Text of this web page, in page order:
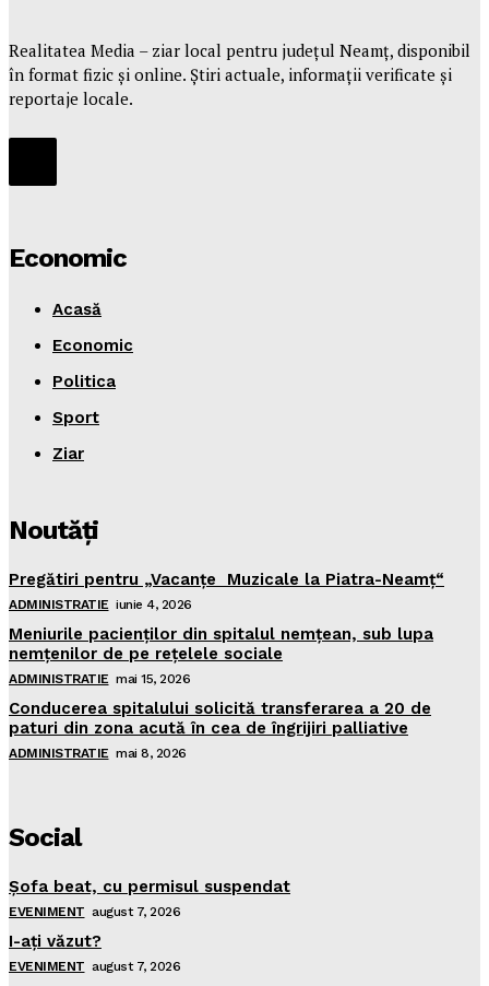
Realitatea Media – ziar local pentru județul Neamț, disponibil
în format fizic și online. Știri actuale, informații verificate și
reportaje locale.
Economic
Acasă
Economic
Politica
Sport
Ziar
Noutăţi
Pregătiri pentru „Vacanţe Muzicale la Piatra-Neamţ“
ADMINISTRATIE iunie 4, 2026
Meniurile pacienţilor din spitalul nemţean, sub lupa
nemţenilor de pe reţelele sociale
ADMINISTRATIE mai 15, 2026
Conducerea spitalului solicită transferarea a 20 de
paturi din zona acută în cea de îngrijiri palliative
ADMINISTRATIE mai 8, 2026
Social
Şofa beat, cu permisul suspendat
EVENIMENT august 7, 2026
I-aţi văzut?
EVENIMENT august 7, 2026